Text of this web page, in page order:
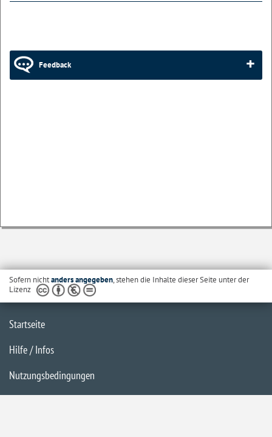
Feedback
Sofern nichtanders angegeben, stehen die Inhalte dieser Seite unter der
Lizenz
Startseite
Hilfe / Infos
Nutzungsbedingungen